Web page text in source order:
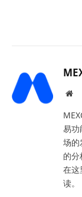
易功
场的
的
在这
读。